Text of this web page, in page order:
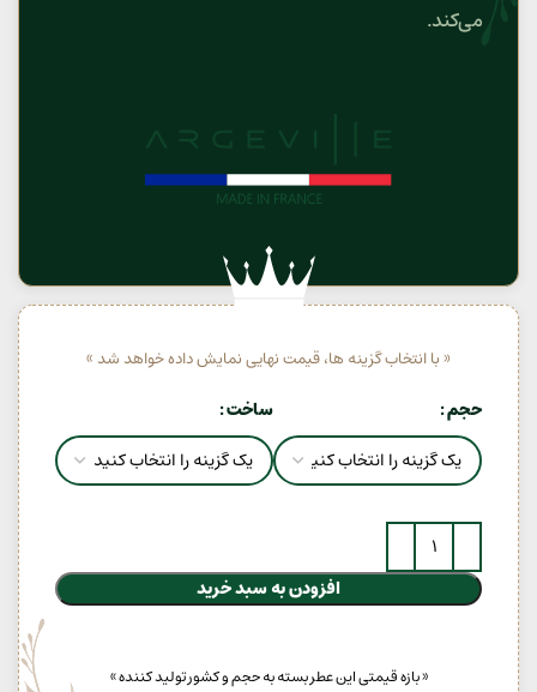
می‌کند.
« با انتخاب گزینه ها، قیمت نهایی نمایش داده خواهد شد »
حجم ساخت
افزودن به سبد خرید
« بازه قیمتی این عطر بسته به حجم و کشور تولید کننده »